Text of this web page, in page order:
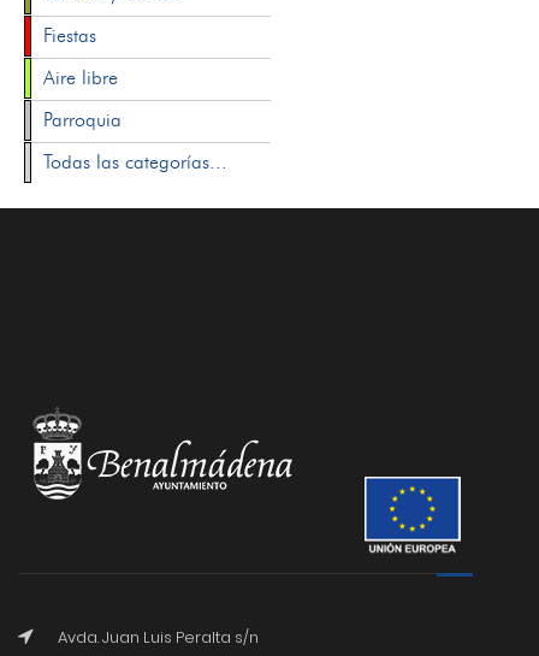
Fiestas
Aire libre
Parroquia
Todas las categorías...
Avda. Juan Luis Peralta s/n